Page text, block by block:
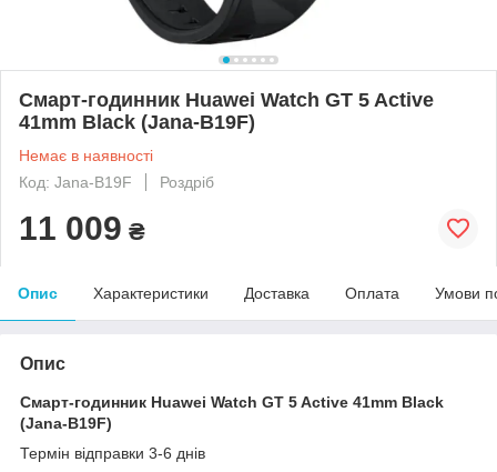
Смарт-годинник Huawei Watch GT 5 Active
41mm Black (Jana-B19F)
Немає в наявності
Код: Jana-B19F
Роздріб
11 009 ₴
Опис Характеристики Доставка Оплата Умови
Опис
Смарт-годинник Huawei Watch GT 5 Active 41mm Black
(Jana-B19F)
Термін відправки 3-6 днів